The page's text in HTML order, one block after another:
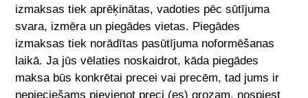
izmaksas tiek aprēķinātas, vadoties pēc sūtījuma
svara, izmēra un piegādes vietas. Piegādes
izmaksas tiek norādītas pasūtījuma noformēšanas
laikā. Ja jūs vēlaties noskaidrot, kāda piegādes
maksa būs konkrētai precei vai precēm, tad jums ir
nepieciešams pievienot preci (es) grozam, nospiest